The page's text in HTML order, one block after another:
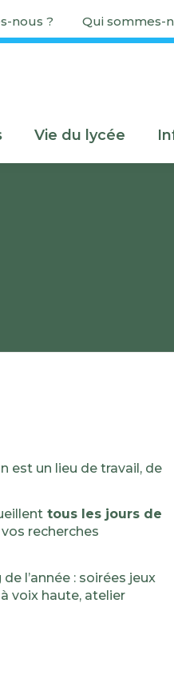
nous ? Qui sommes-
Vie du lycée
est un lieu de travail, de
tous les jours de
recherches
l’année : soirées jeux
voix haute, atelier